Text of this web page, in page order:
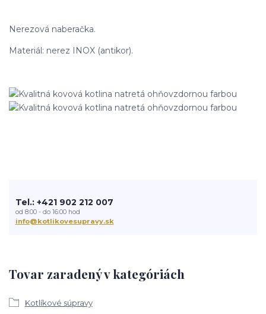
Nerezová naberačka.
Materiál: nerez INOX (antikor).
Tovar zaradený v kategóriách
Kotlíkové súpravy
Tel.: +421 902 212 007
od 8:00 - do 16:00 hod
info@kotlikovesupravy.sk